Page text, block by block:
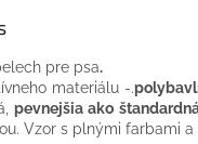
pre psa.
materiálu -.
pevnejšia ako
Vzor s plnými farbami